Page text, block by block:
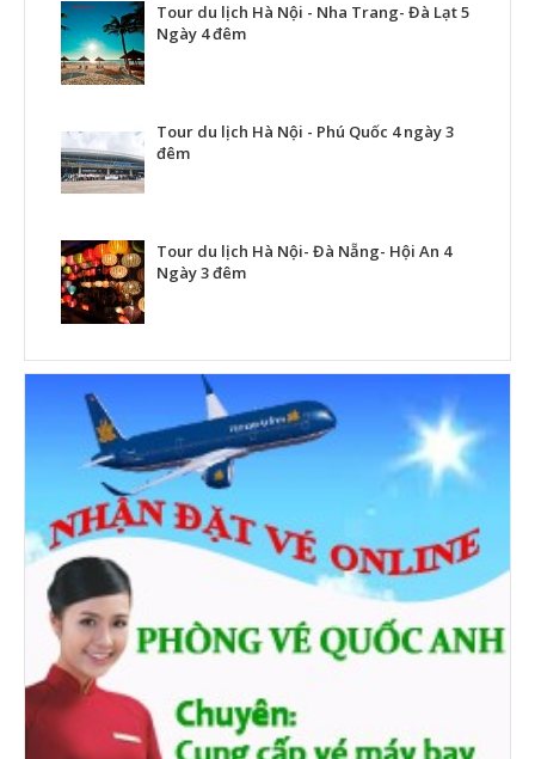
Tour du lịch Hà Nội - Nha Trang- Đà Lạt 5
Ngày 4 đêm
Tour du lịch Hà Nội - Phú Quốc 4 ngày 3
đêm
Tour du lịch Hà Nội- Đà Nẵng- Hội An 4
Ngày 3 đêm